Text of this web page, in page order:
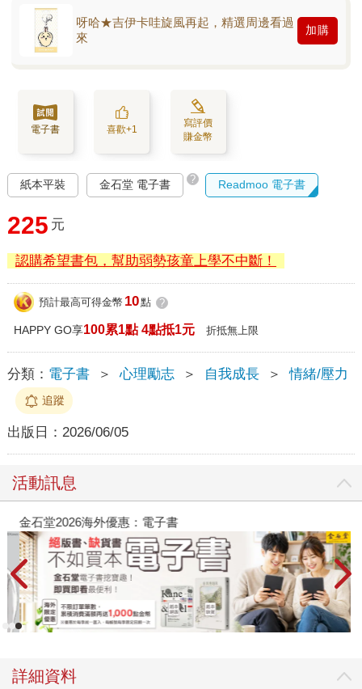
呀哈★吉伊卡哇旋風再起，精選周邊看過
來
加購
電子書 喜歡+1
寫評價
賺金幣
紙本平裝 金石堂 電子書 ? Readmoo 電子書
225 元
認購希望書包，幫助弱勢孩童上學不中斷！
預計最高可得金幣 10點 ?
HAPPY GO享100累1點 4點抵1元 折抵無上限
分類： 電子書 ＞ 心理勵志 ＞ 自我成長 ＞ 情緒/壓力
追蹤
出版日： 2026/06/05
活動訊息
金石堂2026海外優惠：電子書
詳細資料